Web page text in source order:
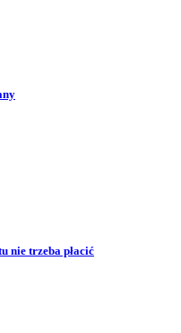
nie trzeba płacić